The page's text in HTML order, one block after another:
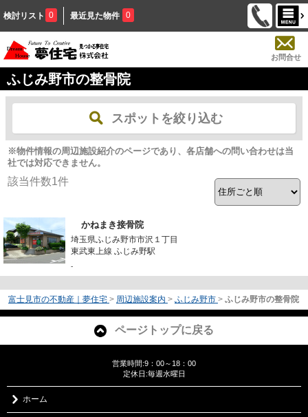
検討リスト 0 最近見た物件 0
お問合せ
ふじみ野市の整骨院
スポットを絞り込む
※物件情報の周辺施設紹介のページであり、各店舗への問い合わせは当
社では対応できません。
該当件数1件
かねまき接骨院
埼玉県ふじみ野市市沢１丁目
東武東上線 ふじみ野駅
-
富士見市の不動産｜夢住宅 > 周辺施設案内 > ふじみ野市 > ふじみ野市の整骨院
ページトップに戻る
営業時間:9：00～18：00
定休日:毎週水曜日
ホーム